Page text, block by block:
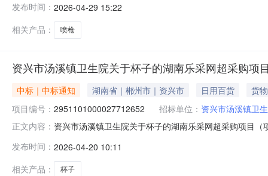
信息采购单位名称：资兴市汤溪镇卫生院采购单位地址
发布时间： 2026-04-29 15:22
相关产品：
喷枪
资兴市汤溪镇卫生院关于杯子的湖南乐采网超采购项
中标｜中标通知 湖南省｜郴州市｜资兴市 日用百货
货物
项目编号： 2951101000027712652 招标单位： 资兴市汤溪镇卫
正文内容： 资兴市汤溪镇卫生院关于杯子的湖南乐采网超采购项目
信息采购单位名称：资兴市汤溪镇卫生院采购单位地址
发布时间： 2026-04-20 10:11
相关产品：
杯子